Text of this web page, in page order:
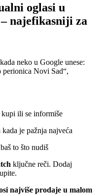
oglasi u
najefikasniji za
neko u Google unese:
perionica Novi Sad“,
kupi ili se informiše
je pažnja najveća
to što nudiš
ključne reči. Dodaj
najviše prodaje u malom